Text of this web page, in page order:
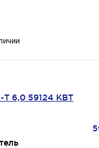
Т 6,0 59124 КВТ